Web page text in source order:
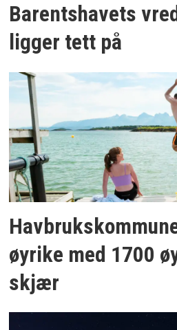
Barentshavets
ligger tett på
øyrike med 1700
skjær